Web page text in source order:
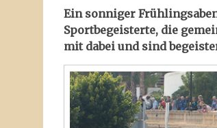
Ein sonniger
Sportbegeisterte, die
mit dabei und sind